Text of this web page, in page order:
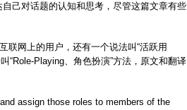
己对话题的认知和思考，尽管这篇文章有些
网上的用户，还有一个说法叫“活跃用
“Role-Playing、角色扮演”方法，原文和翻译
assign those roles to members of the